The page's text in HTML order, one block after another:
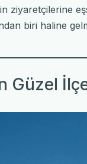
ziyaretçilerine
biri haline
Güzel